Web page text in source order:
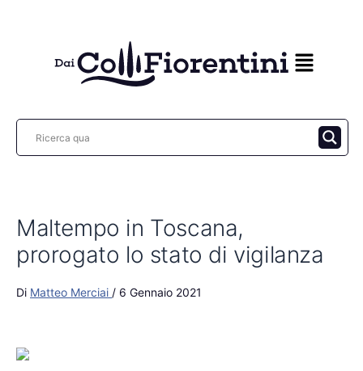
Maltempo in Toscana,
prorogato lo stato di vigilanza
Di Matteo Merciai / 6 Gennaio 2021